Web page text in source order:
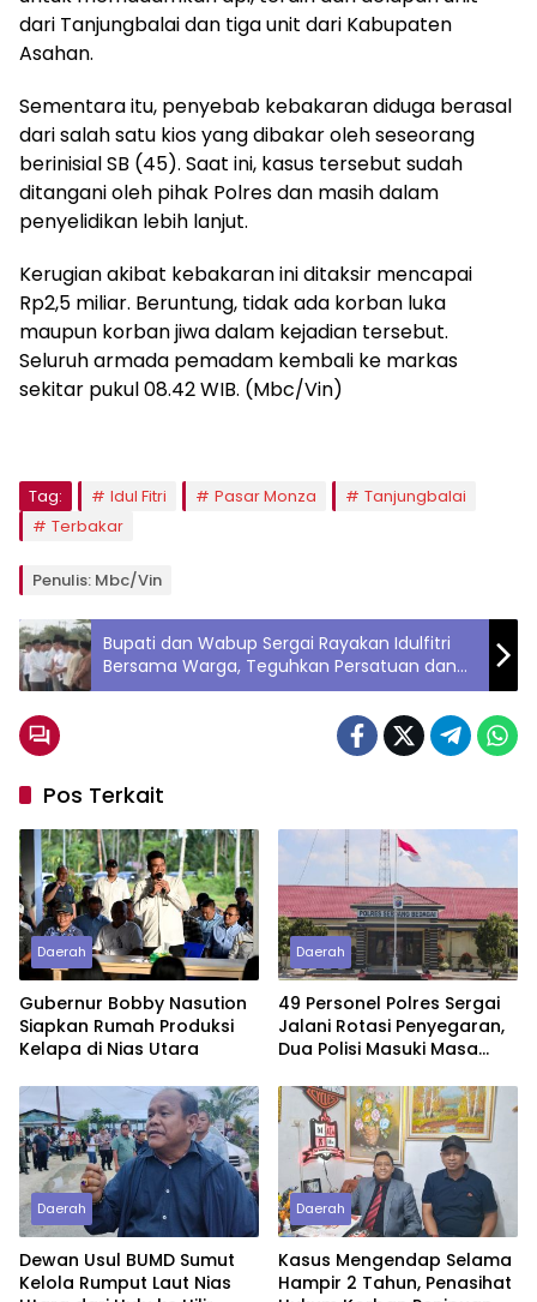
dari Tanjungbalai dan tiga unit dari Kabupaten
Asahan.
Sementara itu, penyebab kebakaran diduga berasal
dari salah satu kios yang dibakar oleh seseorang
berinisial SB (45). Saat ini, kasus tersebut sudah
ditangani oleh pihak Polres dan masih dalam
penyelidikan lebih lanjut.
Kerugian akibat kebakaran ini ditaksir mencapai
Rp2,5 miliar. Beruntung, tidak ada korban luka
maupun korban jiwa dalam kejadian tersebut.
Seluruh armada pemadam kembali ke markas
sekitar pukul 08.42 WIB. (Mbc/Vin)
Tag: Idul Fitri Pasar Monza
Tanjungbalai
Terbakar
Penulis: Mbc/Vin
Bupati dan Wabup Sergai Rayakan Idulfitri
Bersama Warga, Teguhkan Persatuan dan
Silaturahmi
Pos Terkait
Daerah
Gubernur Bobby Nasution
Siapkan Rumah Produksi
Kelapa di Nias Utara
Daerah
49 Personel Polres Sergai
Jalani Rotasi Penyegaran,
Dua Polisi Masuki Masa
Daerah
Dewan Usul BUMD Sumut
Kelola Rumput Laut Nias
Daerah
Kasus Mengendap Selama
Hampir 2 Tahun, Penasihat